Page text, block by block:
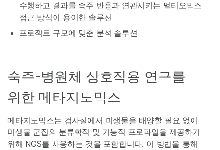
수행하고 결과를 숙주 반응과 연관시키는 멀티오믹스
접근 방식이 용이한 솔루션
프로젝트 규모에 맞춘 분석 솔루션
숙주-병원체 상호작용 연구를
위한 메타지노믹스
메타지노믹스는 검사실에서 미생물을 배양할 필요 없이
미생물 군집의 분류학적 및 기능적 프로파일을 제공하기
위해 NGS를 사용하는 것을 포함합니다. 이 방법을 통해